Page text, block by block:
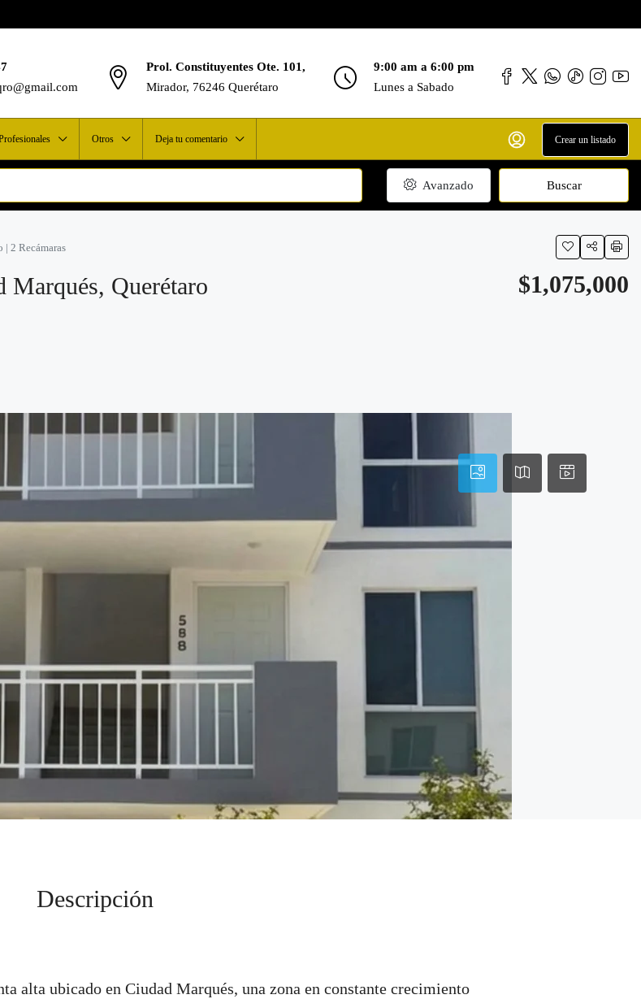
Prol. Constituyentes Ote. 101,
Mirador, 76246 Querétaro
9:00 am a 6:00 pm
Lunes a Sabado
Otros Deja tu comentario Crear un listado
Avanzado Buscar
| 2 Recámaras
Marqués, Querétaro
$1,075,000
Descripción
alta ubicado en Ciudad Marqués, una zona en constante crecimiento